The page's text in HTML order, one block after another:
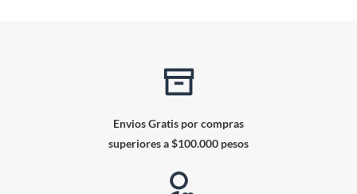
Envios Gratis por compras
superiores a $100.000 pesos